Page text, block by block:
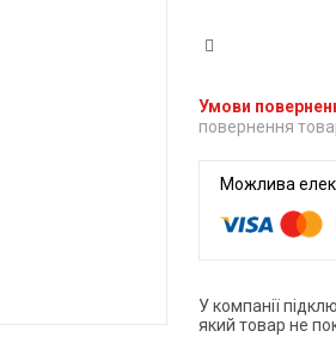
повернення
У компанії
який товар не